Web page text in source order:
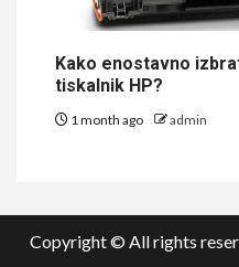
Kako enostavno
tiskalnik HP?
1 month ago admin
Copyright © All rights